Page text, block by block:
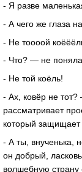
- Я разве
- А чего же глаза
- Не тоооой
- Что? — не
- Не той коёль!
- Ах, ковёр не
рассматривает
который защищает
- А ты, внученька,
он добрый,
волшебную страну